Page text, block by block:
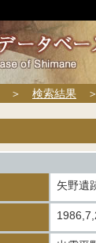
＞ 検索結果
矢野